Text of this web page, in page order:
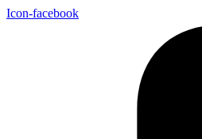
Icon-facebook